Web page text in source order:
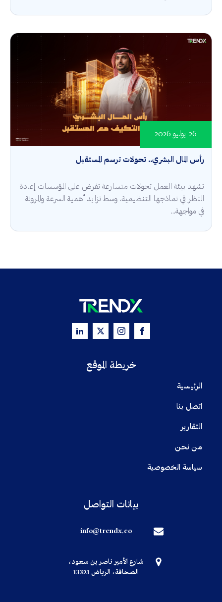
رأس المال البشري.. تحولات ترسم المستقبل
26 يوليو 2026
تشهد بيئة العمل تحولات متسارعة تفرض على المؤسسات إعادة
النظر في نماذجها التنظيمية، وسط تزايد أهمية السرعة والمرونة
في مواجهة...
خريطة الموقع
الرئيسية
اتصل بنا
التقارير
من نحن
سياسة الخصوصية
بيانات التواصل
info@trendx.co
شارع الأمير ناصر بن سعود،
الصحافة، الرياض 13321